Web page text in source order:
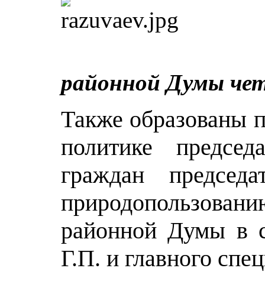
районной Думы
Также образованы
политике
граждан
районной Думы в
Г.П. и главного